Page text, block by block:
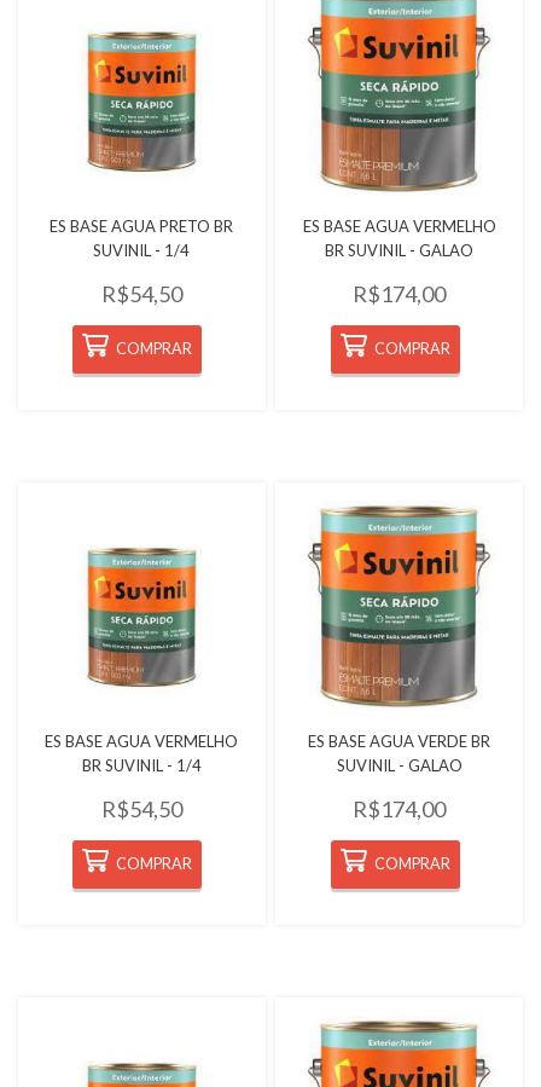
Quickview
ES BASE AGUA PRETO BR
SUVINIL - 1/4
R$54,50
COMPRAR
Quickview
ES BASE AGUA VERMELHO
BR SUVINIL - GALAO
R$174,00
COMPRAR
Quickview
ES BASE AGUA VERMELHO
BR SUVINIL - 1/4
R$54,50
COMPRAR
Quickview
ES BASE AGUA VERDE BR
SUVINIL - GALAO
R$174,00
COMPRAR